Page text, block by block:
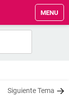
MENU
Siguiente Tema